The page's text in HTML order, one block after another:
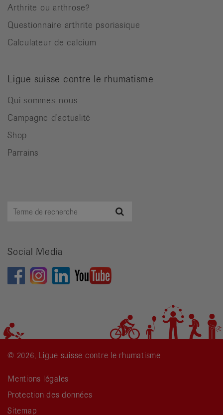
Arthrite ou arthrose?
Questionnaire arthrite psoriasique
Calculateur de calcium
Ligue suisse contre le rhumatisme
Qui sommes-nous
Campagne d'actualité
Shop
Parrains
Terme
Social Media
© 2026, Ligue suisse contre le rhumatisme
Mentions légales
Protection des données
Sitemap